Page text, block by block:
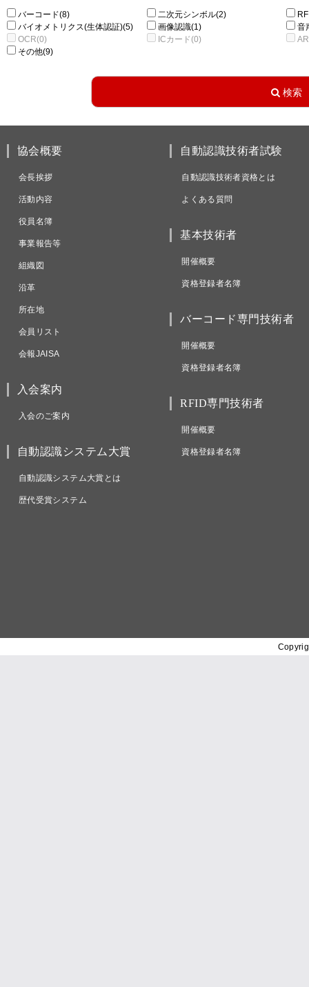
バーコード(8) 二次元シンボル(2)
バイオメトリクス(生体認証)(5)
画像認識(1)
音
OCR(0)
ICカード(0)
その他(9)
協会概要
会長挨拶
活動内容
役員名簿
事業報告等
組織図
沿革
所在地
会員リスト
会報JAISA
入会案内
入会のご案内
自動認識システム大賞
自動認識システム大賞とは
歴代受賞システム
自動認識技術者試験
自動認識技術者資格とは
よくある質問
基本技術者
開催概要
資格登録者名簿
バーコード専門技術者
開催概要
資格登録者名簿
RFID専門技術者
開催概要
資格登録者名簿